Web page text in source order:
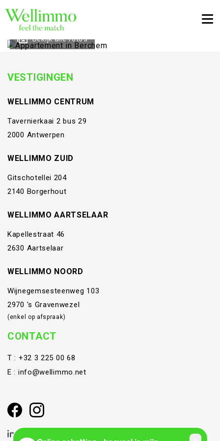
Bekijk alle foto's
VESTIGINGEN
WELLIMMO CENTRUM
Tavernierkaai 2 bus 29
2000 Antwerpen
WELLIMMO ZUID
Gitschotellei 204
2140 Borgerhout
WELLIMMO AARTSELAAR
Kapellestraat 46
2630 Aartselaar
WELLIMMO NOORD
Wijnegemsesteenweg 103
2970 's Gravenwezel
(enkel op afspraak)
CONTACT
T : +32 3 225 00 68
E : info@wellimmo.net